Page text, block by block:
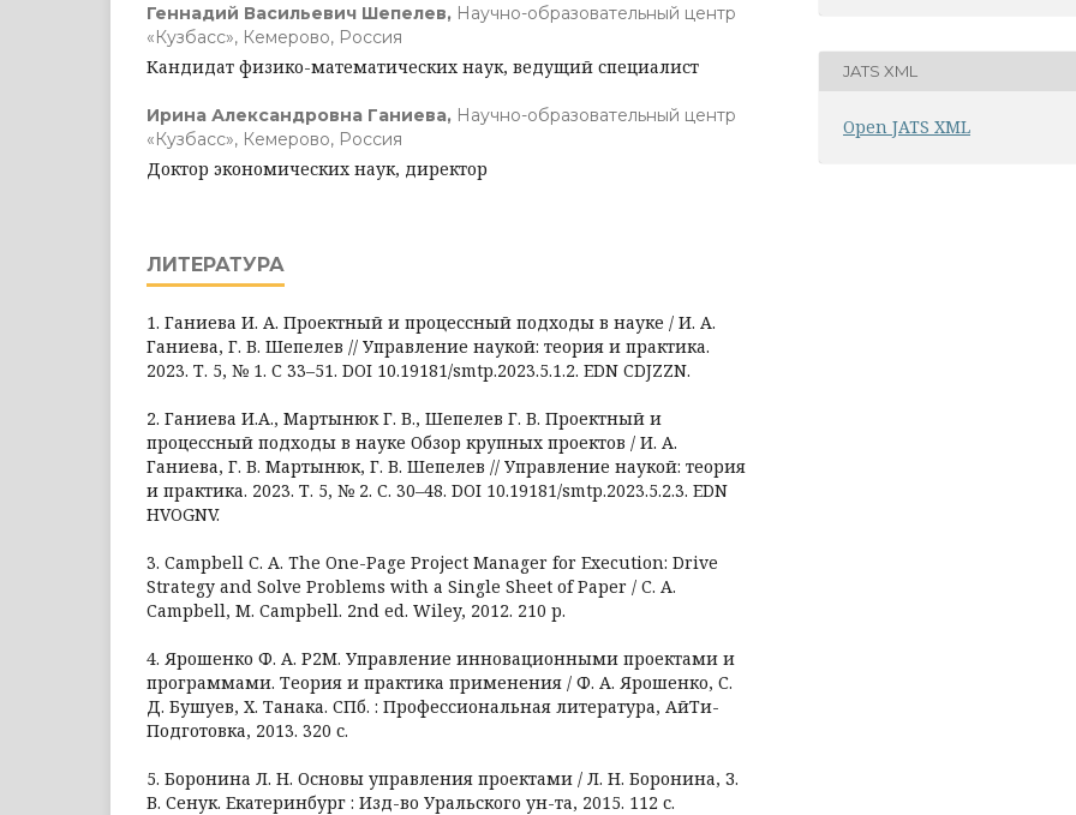
Геннадий Васильевич Шепелев, Научно-образовательный центр
«Кузбасс», Кемерово, Россия
Кандидат физико-математических наук, ведущий специалист
Ирина Александровна Ганиева, Научно-образовательный центр
«Кузбасс», Кемерово, Россия
Доктор экономических наук, директор
ЛИТЕРАТУРА
1. Ганиева И. А. Проектный и процессный подходы в науке / И. А.
Ганиева, Г. В. Шепелев // Управление наукой: теория и практика.
2023. Т. 5, № 1. С 33–51. DOI 10.19181/smtp.2023.5.1.2. EDN CDJZZN.
2. Ганиева И.А., Мартынюк Г. В., Шепелев Г. В. Проектный и
процессный подходы в науке Обзор крупных проектов / И. А.
Ганиева, Г. В. Мартынюк, Г. В. Шепелев // Управление наукой: теория
и практика. 2023. Т. 5, № 2. С. 30–48. DOI 10.19181/smtp.2023.5.2.3. EDN
HVOGNV.
3. Campbell C. A. The One-Page Project Manager for Execution: Drive
Strategy and Solve Problems with a Single Sheet of Paper / C. A.
Campbell, M. Campbell. 2nd ed. Wiley, 2012. 210 p.
4. Ярошенко Ф. А. Р2М. Управление инновационными проектами и
программами. Теория и практика применения / Ф. А. Ярошенко, С.
Д. Бушуев, Х. Танака. СПб. : Профессиональная литература, АйТи-
Подготовка, 2013. 320 с.
5. Боронина Л. Н. Основы управления проектами / Л. Н. Боронина, З.
В. Сенук. Екатеринбург : Изд-во Уральского ун-та, 2015. 112 с.
JATS XML
Open JATS XML